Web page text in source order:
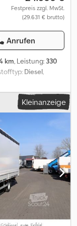
IST NUR DER
OHNE GEWÄHR
Kaufverträge,
Impressum).
Festpreis zzgl. MwSt.
(29.631 € brutto)
Anrufen
km, Leistung: 330
Diesel,
51 m³,
mm,
Klimaanlage,
Controll
Brake Assist *
* Radio *
Tempomat *
elektr. verstellbar
*
Sperre
*
*
Kleinanzeige